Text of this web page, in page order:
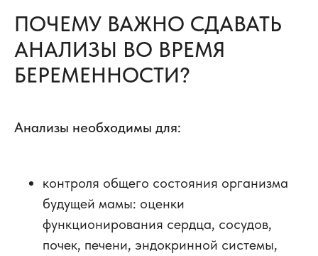
ПОЧЕМУ ВАЖНО СДАВАТЬ
АНАЛИЗЫ ВО ВРЕМЯ
БЕРЕМЕННОСТИ?
Анализы необходимы для:
контроля общего состояния организма
будущей мамы: оценки
функционирования сердца, сосудов,
почек, печени, эндокринной системы,